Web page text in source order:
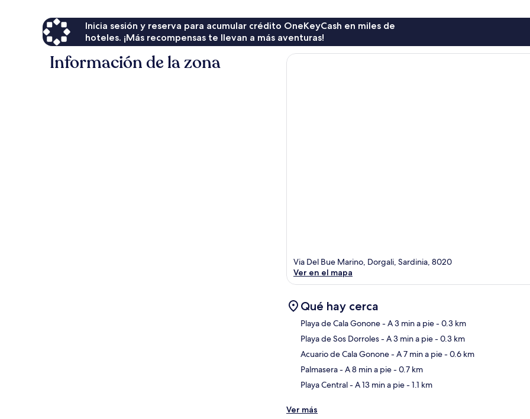
Inicia sesión y reserva para acumular crédito OneKeyCash en miles de
hoteles. ¡Más recompensas te llevan a más aventuras!
Información de la zona
Via Del Bue Marino, Dorgali, Sardinia, 8020
Ver en el mapa
Qué hay cerca
Playa de Cala Gonone- A 3 min a pie- 0.3 km
Playa de Sos Dorroles- A 3 min a pie- 0.3 km
Acuario de Cala Gonone- A 7 min a pie- 0.6 km
Palmasera- A 8 min a pie- 0.7 km
Playa Central- A 13 min a pie- 1.1 km
Ver más